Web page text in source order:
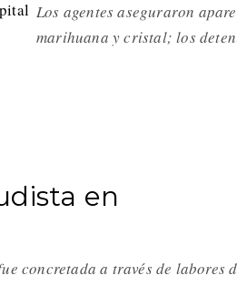
Los agentes aseguraron
marihuana y cristal; los
en
concretada a través de labores